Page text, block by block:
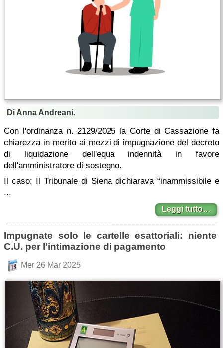
Di Anna Andreani.
Con l'ordinanza n. 2129/2025 la Corte di Cassazione fa
chiarezza in merito ai mezzi di impugnazione del decreto
di liquidazione dell'equa indennità in favore
dell'amministratore di sostegno.
Il caso: Il Tribunale di Siena dichiarava “inammissibile e
...
Leggi tutto…
Impugnate solo le cartelle esattoriali: niente
C.U. per l'intimazione di pagamento
Mer 26 Mar 2025